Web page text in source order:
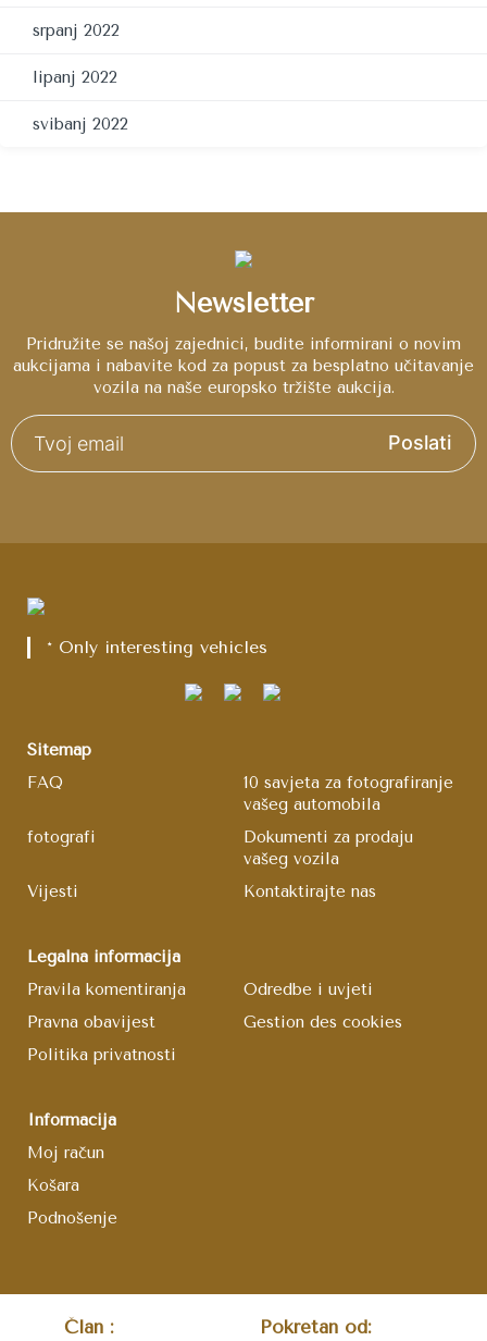
srpanj 2022
lipanj 2022
svibanj 2022
Newsletter
Pridružite se našoj zajednici, budite informirani o novim
aukcijama i nabavite kod za popust za besplatno učitavanje
vozila na naše europsko tržište aukcija.
Poslati
* Only interesting vehicles
Sitemap
FAQ
10 savjeta za fotografiranje
vašeg automobila
fotografi
Dokumenti za prodaju
vašeg vozila
Vijesti
Kontaktirajte nas
Legalna informacija
Pravila komentiranja
Odredbe i uvjeti
Pravna obavijest
Gestion des cookies
Politika privatnosti
Informacija
Moj račun
Košara
Podnošenje
Član : Pokretan od: